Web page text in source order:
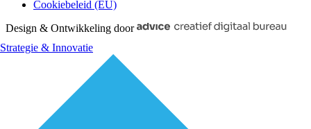
Strategie & Innovatie
Cookiebeleid (EU)
Design & Ontwikkeling door